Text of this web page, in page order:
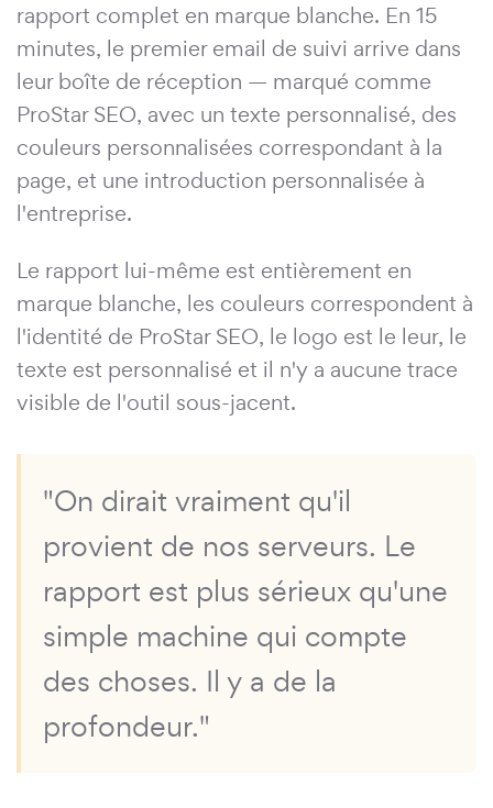
rapport complet en marque blanche. En 15
minutes, le premier email de suivi arrive dans
leur boîte de réception — marqué comme
ProStar SEO, avec un texte personnalisé, des
couleurs personnalisées correspondant à la
page, et une introduction personnalisée à
l'entreprise.
Le rapport lui-même est entièrement en
marque blanche, les couleurs correspondent à
l'identité de ProStar SEO, le logo est le leur, le
texte est personnalisé et il n'y a aucune trace
visible de l'outil sous-jacent.
"On dirait vraiment qu'il
provient de nos serveurs. Le
rapport est plus sérieux qu'une
simple machine qui compte
des choses. Il y a de la
profondeur."